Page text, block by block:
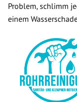
Problem, schlimm
einem